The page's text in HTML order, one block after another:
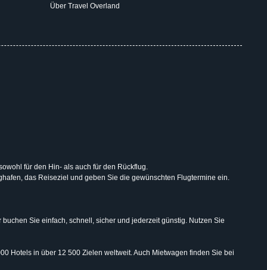
Über Travel Overland
für den Hin- als auch für den Rückflug.
das Reiseziel und geben Sie die gewünschten Flugtermine ein.
Sie einfach, schnell, sicher und jederzeit günstig. Nutzen Sie
Hotels in über 12 500 Zielen weltweit. Auch Mietwagen finden Sie bei